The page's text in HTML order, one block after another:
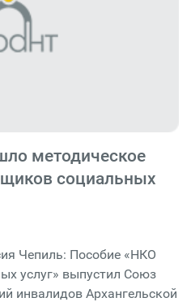
методическое
социальных
Чепиль: Пособие «НКО
услуг» выпустил Союз
инвалидов Архангельской